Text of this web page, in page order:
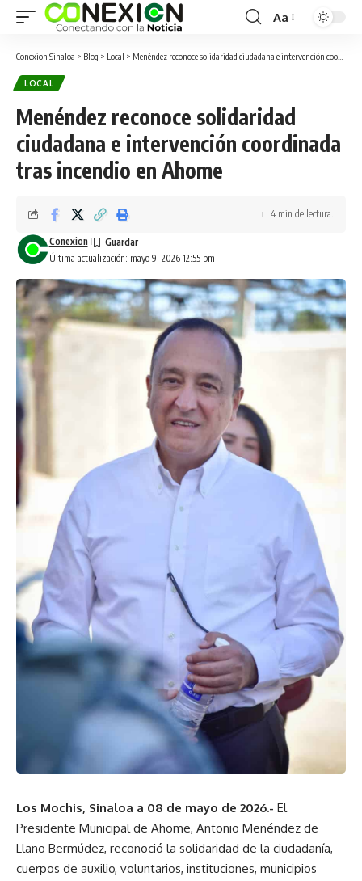
Aa
Conexion Sinaloa > Blog > Local > Menéndez reconoce solidaridad ciudadana e intervención coordinada tras incendio en Ahome
LOCAL
Menéndez reconoce solidaridad
ciudadana e intervención coordinada
tras incendio en Ahome
Última actualización: mayo 9, 2026 12:55 pm
Conexion
4 min de lectura.
Los Mochis, Sinaloa a 08 de mayo de 2026.- El
Presidente Municipal de Ahome, Antonio Menéndez de
Llano Bermúdez, reconoció la solidaridad de la ciudadanía,
cuerpos de auxilio, voluntarios, instituciones, municipios